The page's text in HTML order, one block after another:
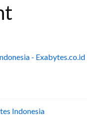
- Exabytes.co.id
Indonesia